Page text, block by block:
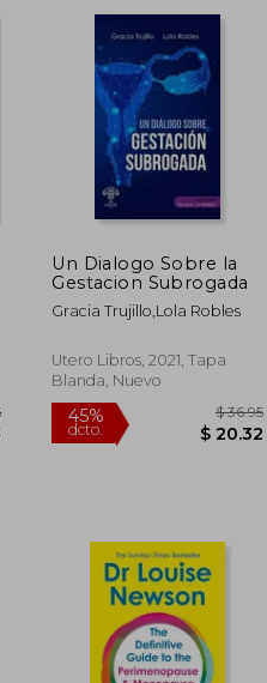
$ 498.09 45%
Un Dialogo Sobre la
Gestacion Subrogada
Gracia Trujillo,Lola Robles
Utero Libros, 2021, Tapa
Blanda, Nuevo